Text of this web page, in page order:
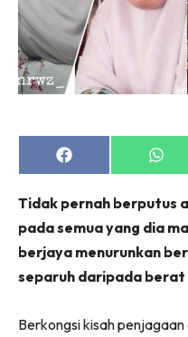
Share
on
Share
on
Tidak pernah berputus
pada semua yang dia
berjaya menurunkan
separuh daripada berat
Berkongsi kisah